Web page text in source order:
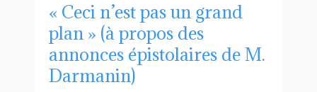
« Ceci n’est pas un grand
plan » (à propos des
annonces épistolaires de M.
Darmanin)